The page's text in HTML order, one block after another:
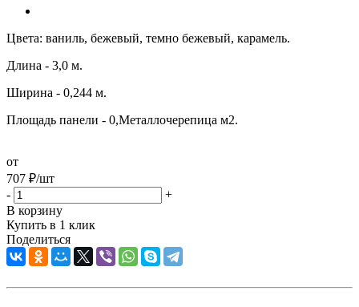
Цвета: ваниль, бежевый, темно бежевый, карамель.
Длина - 3,0 м.
Ширина - 0,244 м.
Площадь панели - 0,Металлочерепица м2.
от
707 ₽/шт
-
+
В корзину
Купить в 1 клик
Поделиться